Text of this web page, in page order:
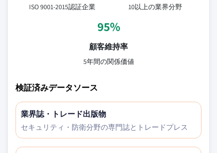
ISO 9001-2015認証企業 10以上の業界分野
95%
顧客維持率
5年間の関係価値
検証済みデータソース
業界誌・トレード出版物
セキュリティ・防衛分野の専門誌とトレードプレス